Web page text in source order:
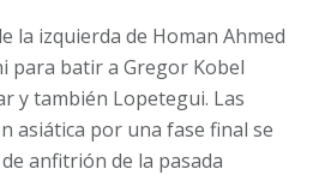
la izquierda de Homan Ahmed
para batir a Gregor Kobel
y también Lopetegui. Las
asiática por una fase final se
anfitrión de la pasada